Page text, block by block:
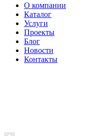
О компании
Каталог
Услуги
Проекты
Блог
Новости
Контакты